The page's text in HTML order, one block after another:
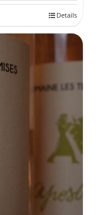
Details